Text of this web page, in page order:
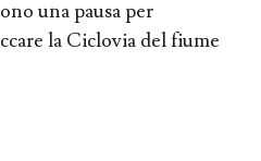
una pausa per
la Ciclovia del fiume